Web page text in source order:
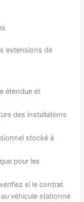
extensions de
étendue et
des installations
stocké à
pour les
si le contrat
véhicule stationné